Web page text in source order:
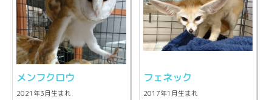
メンフクロウ
2021年3月生まれ
フェネック
2017年1月生まれ